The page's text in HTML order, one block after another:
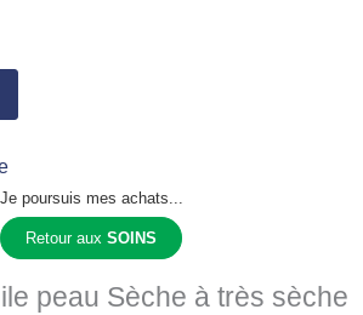
Je poursuis mes achats...
Retour aux SOINS
peau Sèche à très sèche